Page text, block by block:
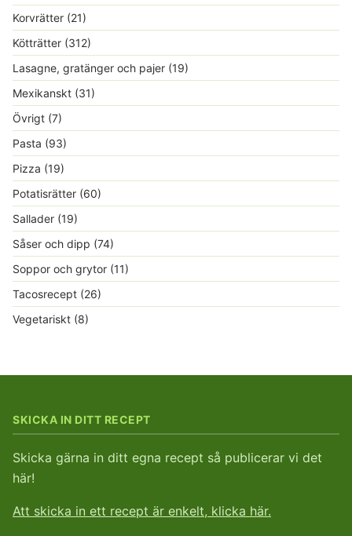
Korvrätter (21)
Kötträtter (312)
Lasagne, gratänger och pajer (19)
Mexikanskt (31)
Övrigt (7)
Pasta (93)
Pizza (19)
Potatisrätter (60)
Sallader (19)
Såser och dipp (74)
Soppor och grytor (11)
Tacosrecept (26)
Vegetariskt (8)
SKICKA IN DITT RECEPT
Skicka gärna in ditt egna recept så publicerar vi det
här!
Att skicka in ett recept är enkelt, klicka här.